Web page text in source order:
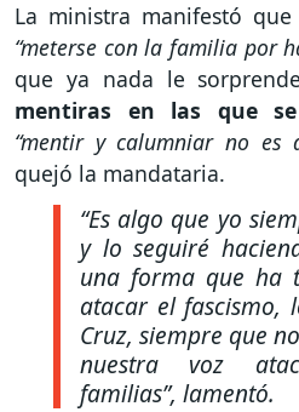
La ministra manifestó
“meterse con la familia por
que ya nada le
mentiras en las que
“mentir y calumniar no es
quejó la mandataria.
“Es algo que yo
y lo seguiré
una forma que ha
atacar el fascismo,
Cruz, siempre que
nuestra voz
familias”, lamentó.